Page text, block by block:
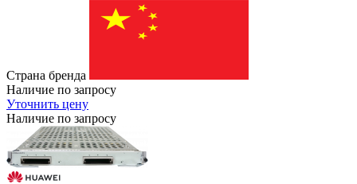
Страна бренда
Наличие по запросу
Уточнить цену
Наличие по запросу